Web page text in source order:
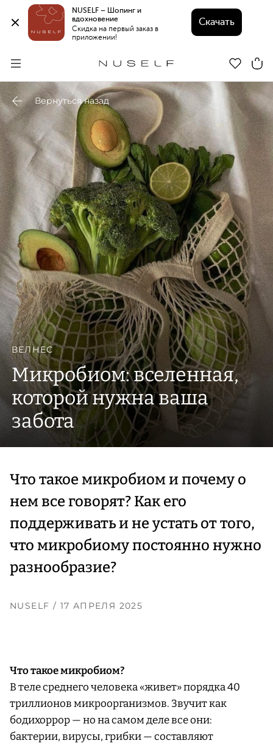
NUSELF – Шопинг и
вдохновение
Скидка на первый заказ в
приложении!
Скачать
Вернуться назад
ВЕЛНЕС
Микробиом: вселенная,
которой нужна ваша
забота
Что такое микробиом и почему о
нем все говорят? Как его
поддерживать и не устать от того,
что микробиому постоянно нужно
разнообразие?
NUSELF / 17 АПРЕЛЯ 2025
Что такое микробиом?
В теле среднего человека «живет» порядка 40
триллионов микроорганизмов. Звучит как
бодихоррор — но на самом деле все они:
бактерии, вирусы, грибки — составляют